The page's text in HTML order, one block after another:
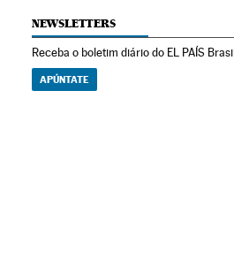
NEWSLETTERS
Receba o boletim diário do EL PAÍS Brasil
APÚNTATE